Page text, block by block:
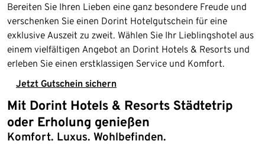
Bereiten Sie Ihren Lieben eine ganz besondere Freude und
verschenken Sie einen Dorint Hotelgutschein für eine
exklusive Auszeit zu zweit. Wählen Sie Ihr Lieblingshotel aus
einem vielfältigen Angebot an Dorint Hotels & Resorts und
erleben Sie einen erstklassigen Service und Komfort.
Jetzt Gutschein sichern
Mit Dorint Hotels & Resorts Städtetrip
oder Erholung genießen
Komfort. Luxus. Wohlbefinden.